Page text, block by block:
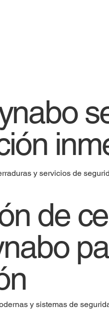
y servicios de
de
y sistemas de